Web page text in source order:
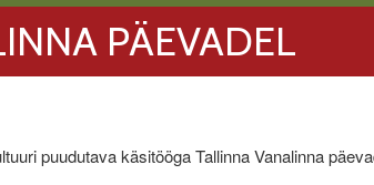
PÄEVADEL
puudutava käsitööga Tallinna Vanalinna